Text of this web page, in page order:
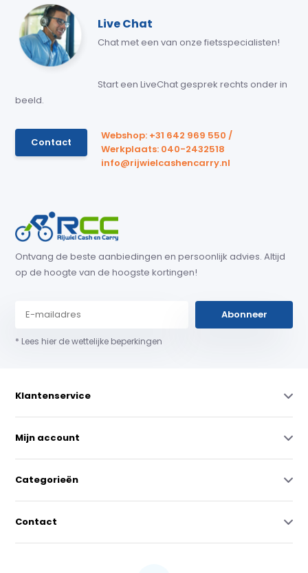
Live Chat
Chat met een van onze fietsspecialisten!
Start een LiveChat gesprek rechts onder in
beeld.
Contact
Webshop: +31 642 969 550 /
Werkplaats: 040-2432518
info@rijwielcashencarry.nl
Ontvang de beste aanbiedingen en persoonlijk advies. Altijd
op de hoogte van de hoogste kortingen!
Abonneer
* Lees hier de wettelijke beperkingen
Klantenservice
Mijn account
Categorieën
Contact